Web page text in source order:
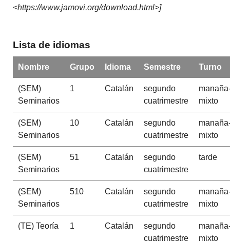
<https://www.jamovi.org/download.html>]
Lista de idiomas
Nombre Grupo Idioma Semestre Turno
(SEM)
Seminarios
1 Catalán
segundo
cuatrimestre
mixto
(SEM)
Seminarios
10 Catalán
segundo
cuatrimestre
mixto
(SEM)
Seminarios
51 Catalán
segundo
cuatrimestre
tarde
(SEM)
Seminarios
510 Catalán
segundo
cuatrimestre
mixto
(TE) Teoría 1 Catalán
segundo
cuatrimestre
mixto